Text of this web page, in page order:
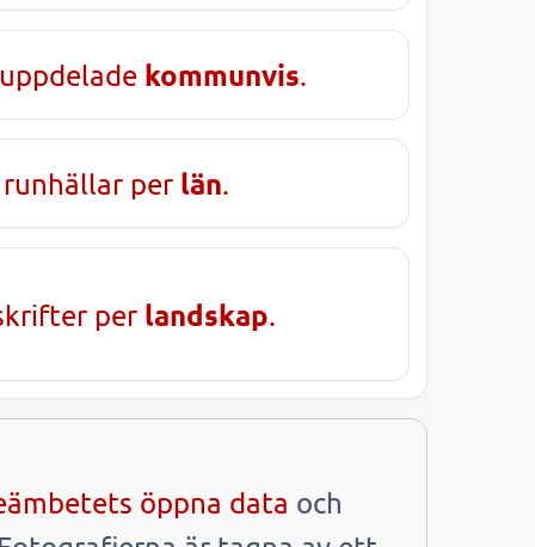
kommunvis.
per län.
per landskap.
öppna data och